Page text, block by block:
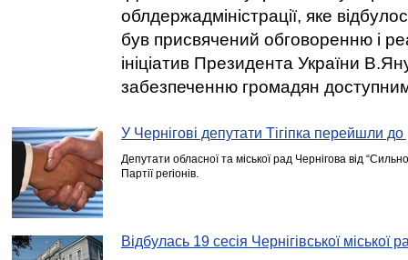
облдержадміністрації, яке
був присвячений обговоренню і
ініціатив Президента України
забезпеченню громадян
У Чернігові депутати Тігіпка перейшли до
Депутати обласної та міської рад Чернігова від
Партії регіонів.
Відбулась 19 сесія Чернігівської міської